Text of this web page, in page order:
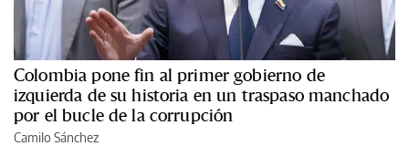
Colombia pone fin al primer gobierno de
izquierda de su historia en un traspaso manchado
por el bucle de la corrupción
Camilo Sánchez